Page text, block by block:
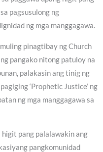
pagsusulong ng
ng mga manggagawa.
pinagtibay ng Church
pangako nitong patuloy na
palakasin ang tinig ng
‘Prophetic Justice’ ng
ng mga manggagawa sa
higit pang palalawakin ang
pangkomunidad